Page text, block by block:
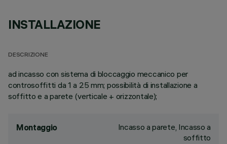
INSTALLAZIONE
DESCRIZIONE
ad incasso con sistema di bloccaggio meccanico per
controsoffitti da 1 a 25 mm; possibilità di installazione a
soffitto e a parete (verticale + orizzontale);
Montaggio
Incasso a parete, Incasso a
soffitto